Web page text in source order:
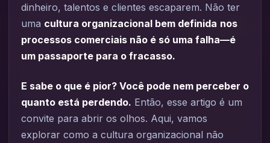
dinheiro, talentos e clientes escaparem. Não ter
uma cultura organizacional bem definida nos
processos comerciais não é só uma falha—é
um passaporte para o fracasso.
E sabe o que é pior? Você pode nem perceber o
quanto está perdendo. Então, esse artigo é um
convite para abrir os olhos. Aqui, vamos
explorar como a cultura organizacional não